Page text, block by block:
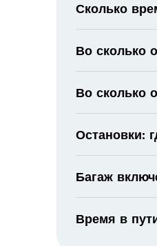
Сколько
Во сколько
Во сколько
Остановки:
Багаж
Время в